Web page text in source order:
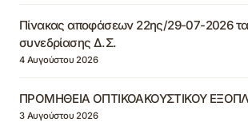
Πίνακας αποφάσεων 22ης/29-07-2026
συνεδρίασης Δ.Σ.
4 Αυγούστου 2026
ΠΡΟΜΗΘΕΙΑ ΟΠΤΙΚΟΑΚΟΥΣΤΙΚΟΥ
3 Αυγούστου 2026